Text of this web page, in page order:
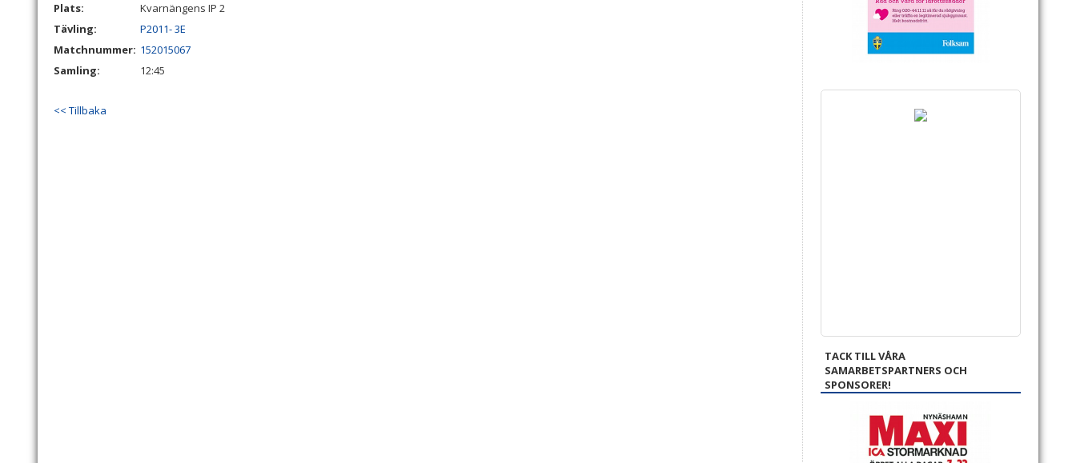
Plats:
Kvarnängens IP 2
Tävling:
P2011- 3E
Matchnummer: 152015067
Samling:
12:45
<< Tillbaka
TACK TILL VÅRA
SAMARBETSPARTNERS OCH
SPONSORER!